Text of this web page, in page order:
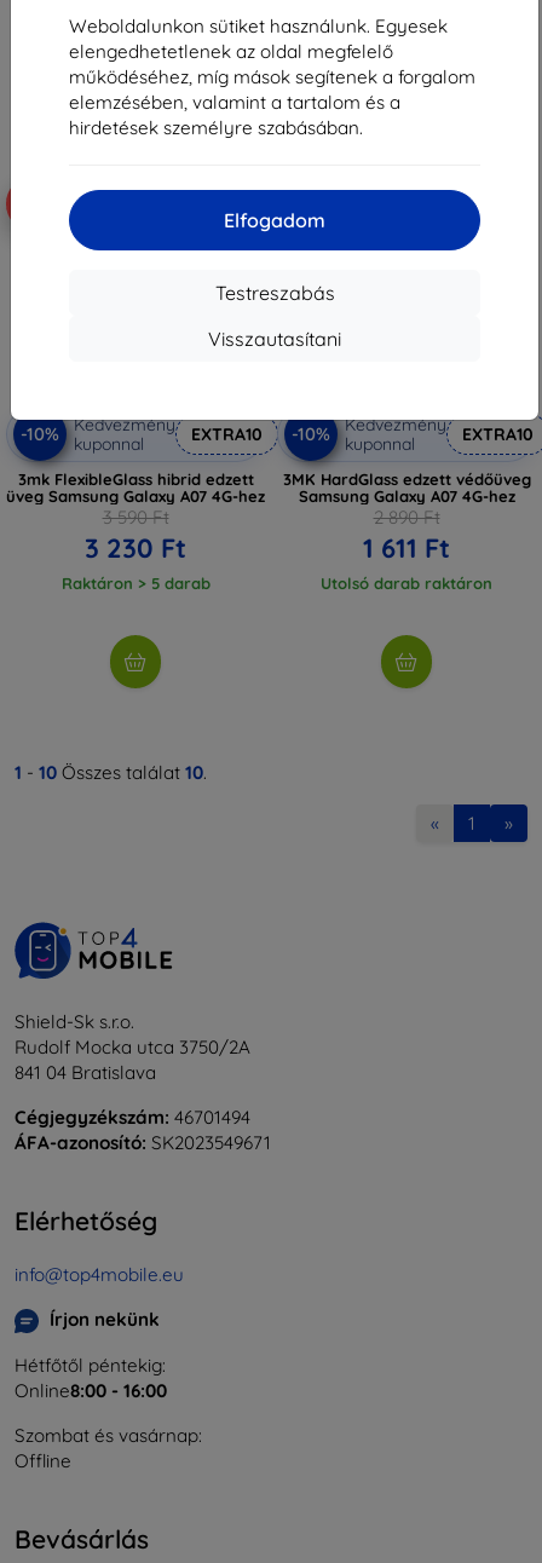
Weboldalunkon sütiket használunk. Egyesek
elengedhetetlenek az oldal megfelelő
működéséhez, míg mások segítenek a forgalom
elemzésében, valamint a tartalom és a
hirdetések személyre szabásában.
Elfogadom
Testreszabás
Visszautasítani
Raktáron > 5 darab Raktáron > 5 darab
-10%
Kedvezmény
kuponnal
EXTRA10
3mk FlexibleGlass hibrid edzett
üveg Samsung Galaxy A07 4G-hez
3 590 Ft
3 230 Ft
Raktáron > 5 darab
-10%
Kedvezmény
kuponnal
EXTRA10
3MK HardGlass edzett védőüveg
Samsung Galaxy A07 4G-hez
2 890 Ft
1 611 Ft
Utolsó darab raktáron
1 - 10 Összes találat 10.
« 1 »
Shield-Sk s.r.o.
Rudolf Mocka utca 3750/2A
841 04 Bratislava
Cégjegyzékszám: 46701494
ÁFA-azonosító: SK2023549671
Elérhetőség
info@top4mobile.eu
Írjon nekünk
Hétfőtől péntekig:
Online8:00 - 16:00
Szombat és vasárnap:
Offline
Bevásárlás